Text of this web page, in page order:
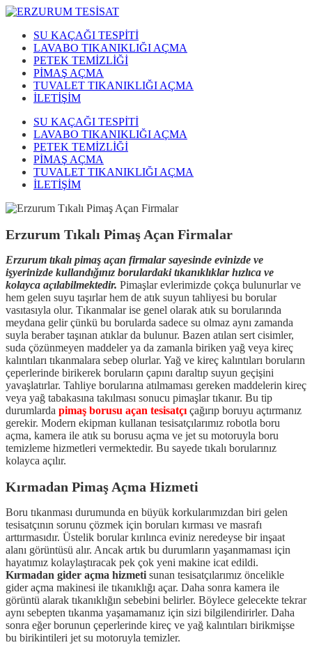
SU KAÇAĞI TESPİTİ
LAVABO TIKANIKLIĞI AÇMA
PETEK TEMİZLİĞİ
PİMAŞ AÇMA
TUVALET TIKANIKLIĞI AÇMA
İLETİŞİM
SU KAÇAĞI TESPİTİ
LAVABO TIKANIKLIĞI AÇMA
PETEK TEMİZLİĞİ
PİMAŞ AÇMA
TUVALET TIKANIKLIĞI AÇMA
İLETİŞİM
Erzurum Tıkalı Pimaş Açan Firmalar
Erzurum tıkalı pimaş açan firmalar sayesinde evinizde ve
işyerinizde kullandığınız borulardaki tıkanıklıklar hızlıca ve
kolayca açılabilmektedir. Pimaşlar evlerimizde çokça bulunurlar ve
hem gelen suyu taşırlar hem de atık suyun tahliyesi bu borular
vasıtasıyla olur. Tıkanmalar ise genel olarak atık su borularında
meydana gelir çünkü bu borularda sadece su olmaz aynı zamanda
suyla beraber taşınan atıklar da bulunur. Bazen atılan sert cisimler,
suda çözünmeyen maddeler ya da zamanla biriken yağ veya kireç
kalıntıları tıkanmalara sebep olurlar. Yağ ve kireç kalıntıları boruların
çeperlerinde birikerek boruların çapını daraltıp suyun geçişini
yavaşlatırlar. Tahliye borularına atılmaması gereken maddelerin kireç
veya yağ tabakasına takılması sonucu pimaşlar tıkanır. Bu tip
durumlarda pimaş borusu açan tesisatçı çağırıp boruyu açtırmanız
gerekir. Modern ekipman kullanan tesisatçılarımız robotla boru
açma, kamera ile atık su borusu açma ve jet su motoruyla boru
temizleme hizmetleri vermektedir. Bu sayede tıkalı borularınız
kolayca açılır.
Kırmadan Pimaş Açma Hizmeti
Boru tıkanması durumunda en büyük korkularımızdan biri gelen
tesisatçının sorunu çözmek için boruları kırması ve masrafı
arttırmasıdır. Üstelik borular kırılınca eviniz neredeyse bir inşaat
alanı görüntüsü alır. Ancak artık bu durumların yaşanmaması için
hayatımız kolaylaştıracak pek çok yeni makine icat edildi.
Kırmadan gider açma hizmeti sunan tesisatçılarımız öncelikle
gider açma makinesi ile tıkanıklığı açar. Daha sonra kamera ile
görüntü alarak tıkanıklığın sebebini belirler. Böylece gelecekte tekrar
aynı sebepten tıkanma yaşamamanız için sizi bilgilendirirler. Daha
sonra eğer borunun çeperlerinde kireç ve yağ kalıntıları birikmişse
bu birikintileri jet su motoruyla temizler.